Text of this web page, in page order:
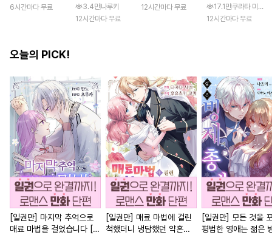
6시간마다 무료
3.4만나루키
12시간마다 무료
12시간마다 무료
수께끼 풀이수첩)
17.1만쿠라타 미노
12시간마다 무료
오늘의 PICK!
[일권만] 마지막 추억으로
매료 마법을 걸었습니다 [단
[일권만] 매료 마법에 걸린
척했더니 냉담했던 약혼자
[일권만] 모든 것을
평범한 영애는 젊은